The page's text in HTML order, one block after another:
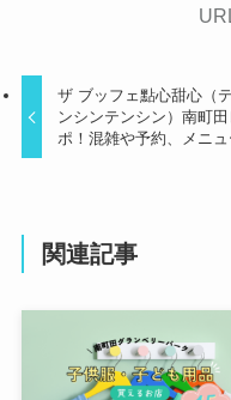
ザ ブッフェ點心甜心（テ
ンシンテンシン）南町田
ポ！混雑や予約、メニュ
関連記事